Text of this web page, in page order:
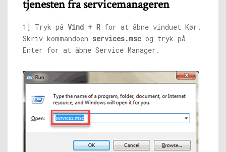
tjenesten fra servicemanageren
1] Tryk på Vind + R for at åbne vinduet Kør.
Skriv kommandoen services.msc og tryk på
Enter for at åbne Service Manager.